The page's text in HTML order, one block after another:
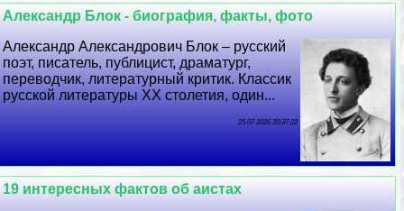
Александр Блок - биография, факты, фото
Александр Александрович Блок – русский
поэт, писатель, публицист, драматург,
переводчик, литературный критик. Классик
русской литературы XX столетия, один...
25 07 2026 20:37:22
19 интересных фактов об аистах